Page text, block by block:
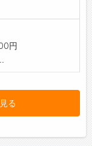
円
る